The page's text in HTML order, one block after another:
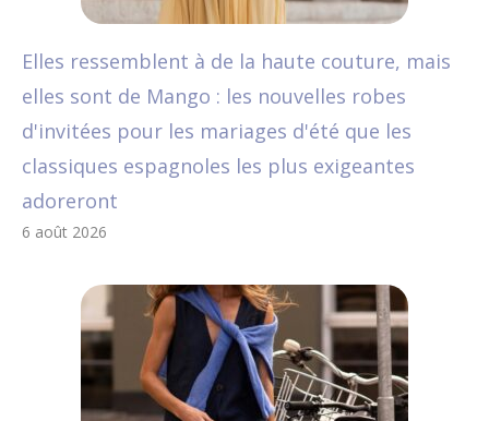
Elles ressemblent à de la haute couture, mais
elles sont de Mango : les nouvelles robes
d'invitées pour les mariages d'été que les
classiques espagnoles les plus exigeantes
adoreront
6 août 2026